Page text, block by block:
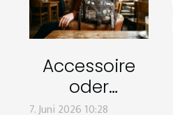
Accessoire
oder
statement?
7. Juni 2026 10:28